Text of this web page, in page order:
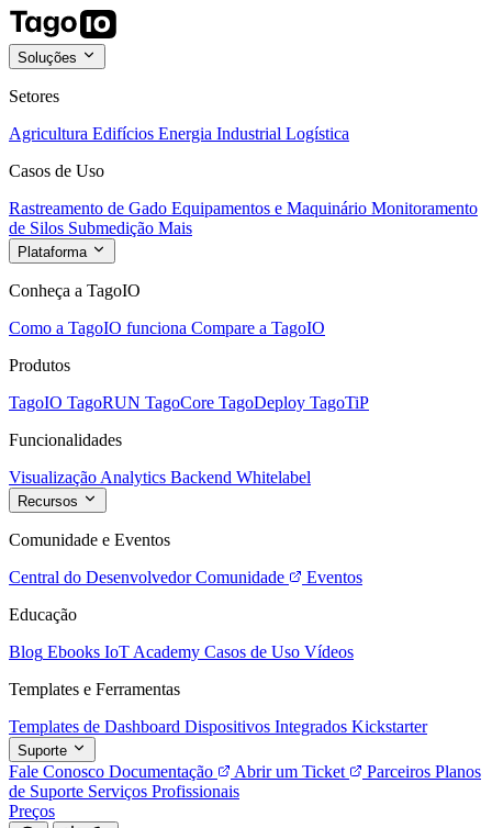
Soluções
Setores
Agricultura Edifícios Energia Industrial Logística
Casos de Uso
Rastreamento de Gado Equipamentos e Maquinário Monitoramento
de Silos Submedição Mais
Plataforma
Conheça a TagoIO
Como a TagoIO funciona Compare a TagoIO
Produtos
TagoIO TagoRUN TagoCore TagoDeploy TagoTiP
Funcionalidades
Visualização Analytics Backend Whitelabel
Recursos
Comunidade e Eventos
Central do Desenvolvedor Comunidade
Eventos
Educação
Blog Ebooks IoT Academy Casos de Uso Vídeos
Templates e Ferramentas
Templates de Dashboard Dispositivos Integrados Kickstarter
Suporte
Fale Conosco Documentação Abrir um Ticket Parceiros Planos
de Suporte Serviços Profissionais
Preços